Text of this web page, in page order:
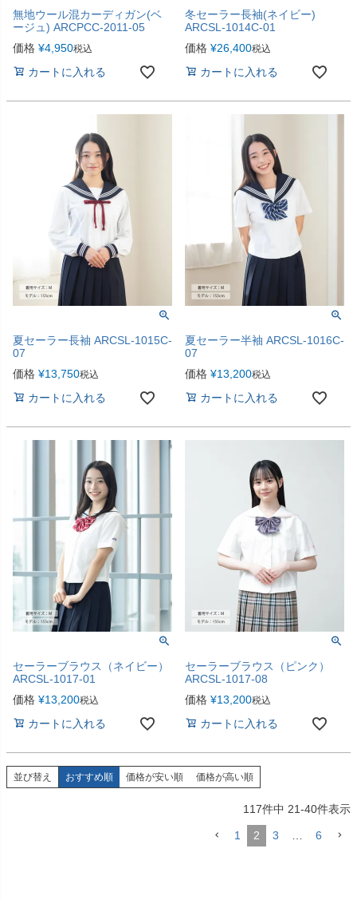
無地ウール混カーディガン(ベ
ージュ) ARCPCC-2011-05
価格 ¥4,950税込
カートに入れる
冬セーラー長袖(ネイビー)
ARCSL-1014C-01
価格 ¥26,400税込
カートに入れる
夏セーラー長袖 ARCSL-1015C-
07
価格 ¥13,750税込
カートに入れる
夏セーラー半袖 ARCSL-1016C-
07
価格 ¥13,200税込
カートに入れる
セーラーブラウス（ネイビー）
ARCSL-1017-01
価格 ¥13,200税込
カートに入れる
セーラーブラウス（ピンク）
ARCSL-1017-08
価格 ¥13,200税込
カートに入れる
並び替え おすすめ順 価格が安い順 価格が高い順
117件中 21-40件表示
1 2 3 6